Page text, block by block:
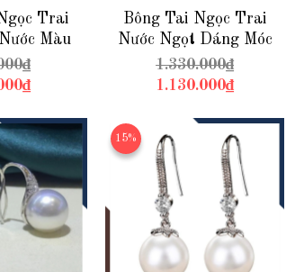
Trai
Màu
Câu
Bông Tai Ngọc Trai
Nước Ngọt Dáng Móc
Câu Hình Cỏ 4 Lá
BTNT150
1.330.000₫
1.130.000₫
15%